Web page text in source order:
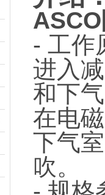
- 工作
进入
和下
在电
下气
吹。